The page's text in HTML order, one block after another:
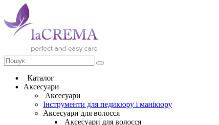
Каталог
Аксесуари
Аксесуари
Інструменти для педикюру і манікюру
Аксесуари для волосся
Аксесуари для волосся